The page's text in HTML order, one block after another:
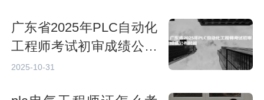
广东省2025年PLC自动化
工程师考试初审成绩公布
时间
2025-10-31